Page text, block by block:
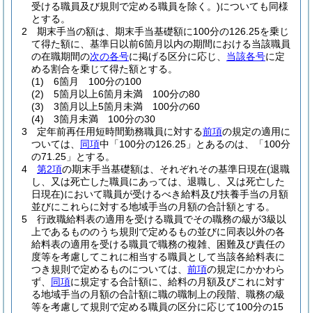
受ける職員及び規則で定める職員を除く。)についても同様
とする。
2
期末手当の額は、期末手当基礎額に100分の126.25を乗じ
て得た額に、基準日以前6箇月以内の期間における当該職員
の在職期間の次の各号に掲げる区分に応じ、 当該各号に定
める割合を乗じて得た額とする。
(1)
6箇月 100分の100
(2)
5箇月以上6箇月未満 100分の80
(3)
3箇月以上5箇月未満 100分の60
(4)
3箇月未満 100分の30
3
定年前再任用短時間勤務職員に対する前項の規定の適用に
ついては、 同項中「100分の126.25」とあるのは、「100分
の71.25」とする。
4
第2項の期末手当基礎額は、それぞれその基準日現在(退職
し、又は死亡した職員にあっては、退職し、又は死亡した
日現在)において職員が受けるべき給料及び扶養手当の月額
並びにこれらに対する地域手当の月額の合計額とする。
5
行政職給料表の適用を受ける職員でその職務の級が3級以
上であるもののうち規則で定めるもの並びに同表以外の各
給料表の適用を受ける職員で職務の複雑、困難及び責任の
度等を考慮してこれに相当する職員として当該各給料表に
つき規則で定めるものについては、 前項の規定にかかわら
ず、 同項に規定する合計額に、給料の月額及びこれに対す
る地域手当の月額の合計額に職の職制上の段階、職務の級
等を考慮して規則で定める職員の区分に応じて100分の15